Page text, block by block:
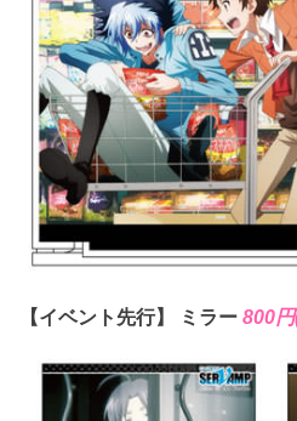
【イベント先行】 ミラー800